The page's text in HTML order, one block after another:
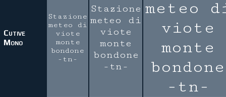
Cutive
Mono
Stazione
meteo di
viote
monte
bondone
-tn-
Stazione
meteo di
viote
monte
bondone
-tn-
meteo
viote
monte
bondone
-tn-